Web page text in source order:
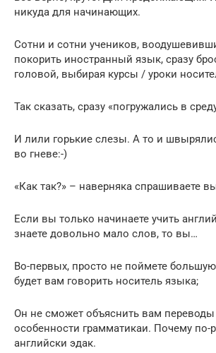
никуда для начинающих.
Сотни и сотни учеников,
покорить иностранный язык, сразу
головой, выбирая курсы / уроки
Так сказать, сразу «погружались в
И лили горькие слезы. А то и
во гневе:-)
«Как так?» – наверняка спрашиваете
Если вы только начинаете учить
знаете довольно мало слов, то вы…
Во-первых, просто не поймете большую
будет вам говорить носитель языка;
Он не сможет объяснить вам
особенности грамматикаи. Почему по-
английски эдак.